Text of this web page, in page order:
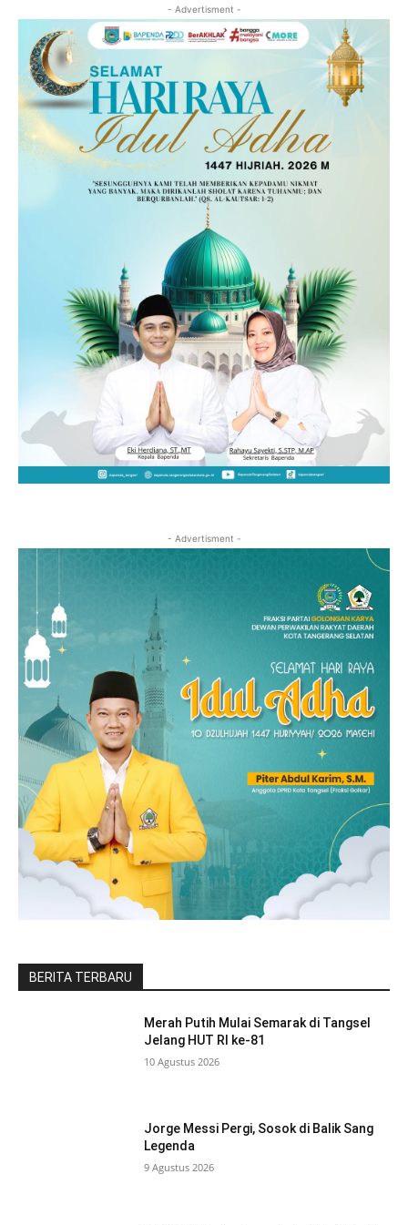
- Advertisment -
- Advertisment -
BERITA TERBARU
Merah Putih Mulai Semarak di Tangsel
Jelang HUT RI ke-81
10 Agustus 2026
Jorge Messi Pergi, Sosok di Balik Sang
Legenda
9 Agustus 2026